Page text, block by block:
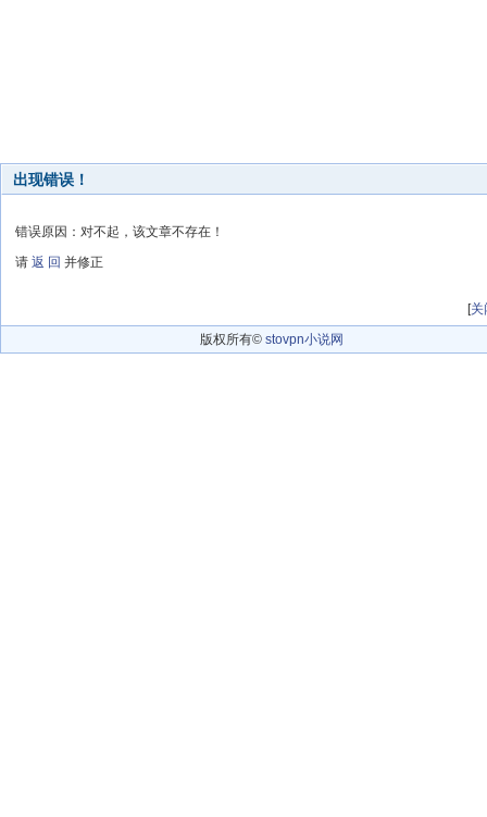
出现错误！
错误原因：对不起，该文章不存在！
请 返 回 并修正
[关
版权所有© stovpn小说网